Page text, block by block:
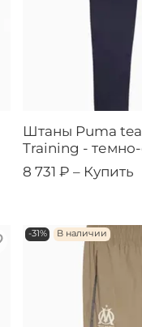
Штаны Puma
Training -
8 731 ₽ – Купить
-31% В наличии